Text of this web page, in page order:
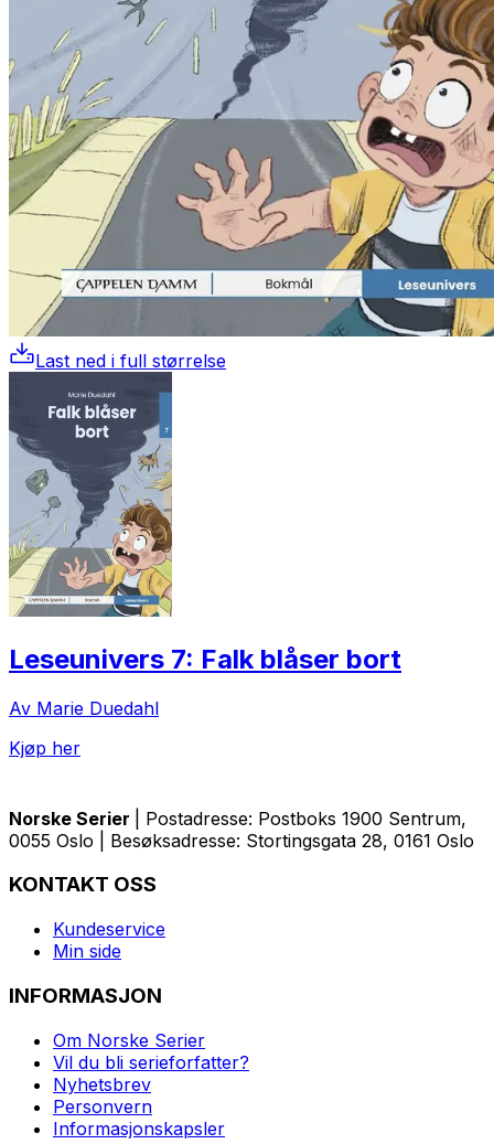
Last ned i full størrelse
Leseunivers 7: Falk blåser bort
Av Marie Duedahl
Kjøp her
Norske Serier
| Postadresse: Postboks 1900 Sentrum,
0055 Oslo | Besøksadresse: Stortingsgata 28, 0161 Oslo
KONTAKT OSS
Kundeservice
Min side
INFORMASJON
Om Norske Serier
Vil du bli serieforfatter?
Nyhetsbrev
Personvern
Informasjonskapsler